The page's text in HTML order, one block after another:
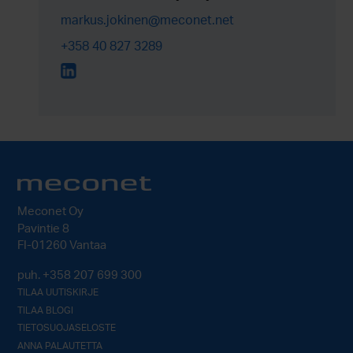
markus.jokinen@meconet.net
+358 40 827 3289
Meconet Oy
Pavintie 8
FI-01260 Vantaa
puh. +358 207 699 300
TILAA UUTISKIRJE
TILAA BLOGI
TIETOSUOJASELOSTE
ANNA PALAUTETTA